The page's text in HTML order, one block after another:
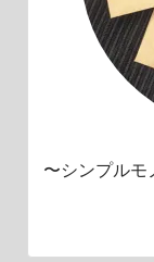
〜シンプルモ